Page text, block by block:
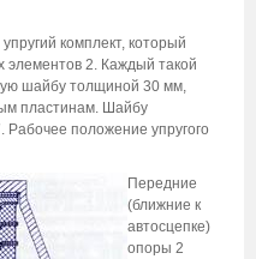
комплект, который
элементов 2. Каждый такой
шайбу толщиной 30 мм,
пластинам. Шайбу
положение упругого
Передние
(ближние к
автосцепке)
опоры 2